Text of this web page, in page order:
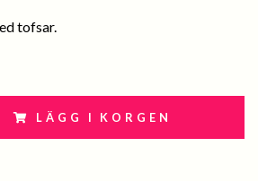
tofsar.
LÄGG I KORGEN